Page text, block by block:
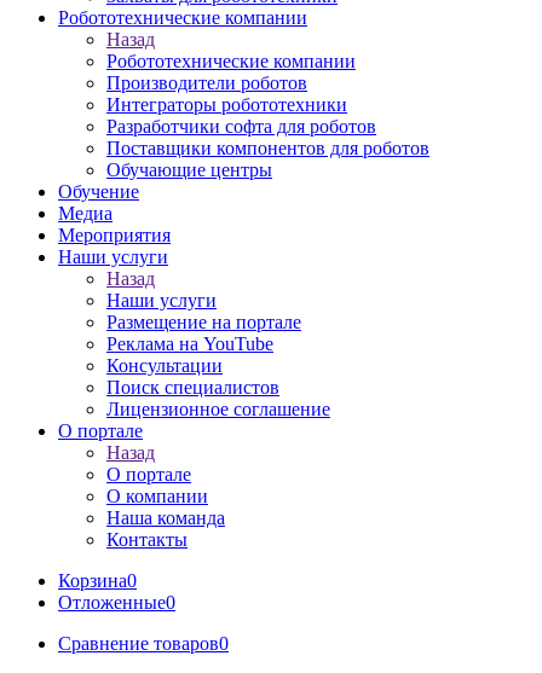
Робототехнические компании
Назад
Робототехнические компании
Производители роботов
Интеграторы робототехники
Разработчики софта для роботов
Поставщики компонентов для роботов
Обучающие центры
Обучение
Медиа
Мероприятия
Наши услуги
Назад
Наши услуги
Размещение на портале
Реклама на YouTube
Консультации
Поиск специалистов
Лицензионное соглашение
О портале
Назад
О портале
О компании
Наша команда
Контакты
Корзина0
Отложенные0
Сравнение товаров0